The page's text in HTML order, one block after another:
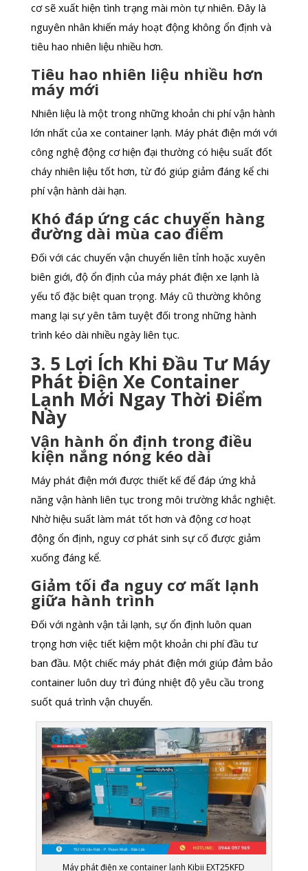
cơ sẽ xuất hiện tình trạng mài mòn tự nhiên. Đây là
nguyên nhân khiến máy hoạt động không ổn định và
tiêu hao nhiên liệu nhiều hơn.
Tiêu hao nhiên liệu nhiều hơn
máy mới
Nhiên liệu là một trong những khoản chi phí vận hành
lớn nhất của xe container lạnh. Máy phát điện mới với
công nghệ động cơ hiện đại thường có hiệu suất đốt
cháy nhiên liệu tốt hơn, từ đó giúp giảm đáng kể chi
phí vận hành dài hạn.
Khó đáp ứng các chuyến hàng
đường dài mùa cao điểm
Đối với các chuyến vận chuyển liên tỉnh hoặc xuyên
biên giới, độ ổn định của máy phát điện xe lạnh là
yếu tố đặc biệt quan trọng. Máy cũ thường không
mang lại sự yên tâm tuyệt đối trong những hành
trình kéo dài nhiều ngày liên tục.
3. 5 Lợi Ích Khi Đầu Tư Máy
Phát Điện Xe Container
Lạnh Mới Ngay Thời Điểm
Này
Vận hành ổn định trong điều
kiện nắng nóng kéo dài
Máy phát điện mới được thiết kế để đáp ứng khả
năng vận hành liên tục trong môi trường khắc nghiệt.
Nhờ hiệu suất làm mát tốt hơn và động cơ hoạt
động ổn định, nguy cơ phát sinh sự cố được giảm
xuống đáng kể.
Giảm tối đa nguy cơ mất lạnh
giữa hành trình
Đối với ngành vận tải lạnh, sự ổn định luôn quan
trọng hơn việc tiết kiệm một khoản chi phí đầu tư
ban đầu. Một chiếc máy phát điện mới giúp đảm bảo
container luôn duy trì đúng nhiệt độ yêu cầu trong
suốt quá trình vận chuyển.
Máy phát điện xe container lạnh Kibii EXT25KFD